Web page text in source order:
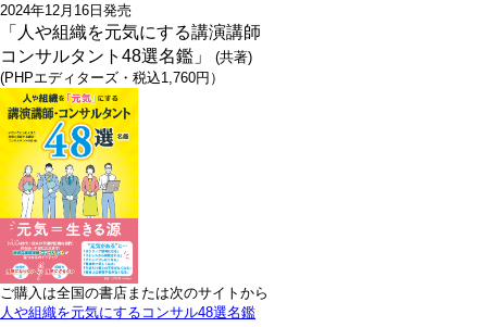
2024年12月16日発売
「人や組織を元気にする講演講師
コンサルタント48選名鑑」 (共著)
(PHPエディターズ・税込1,760円）
ご購入は全国の書店または次のサイトから
人や組織を元気にするコンサル48選名鑑